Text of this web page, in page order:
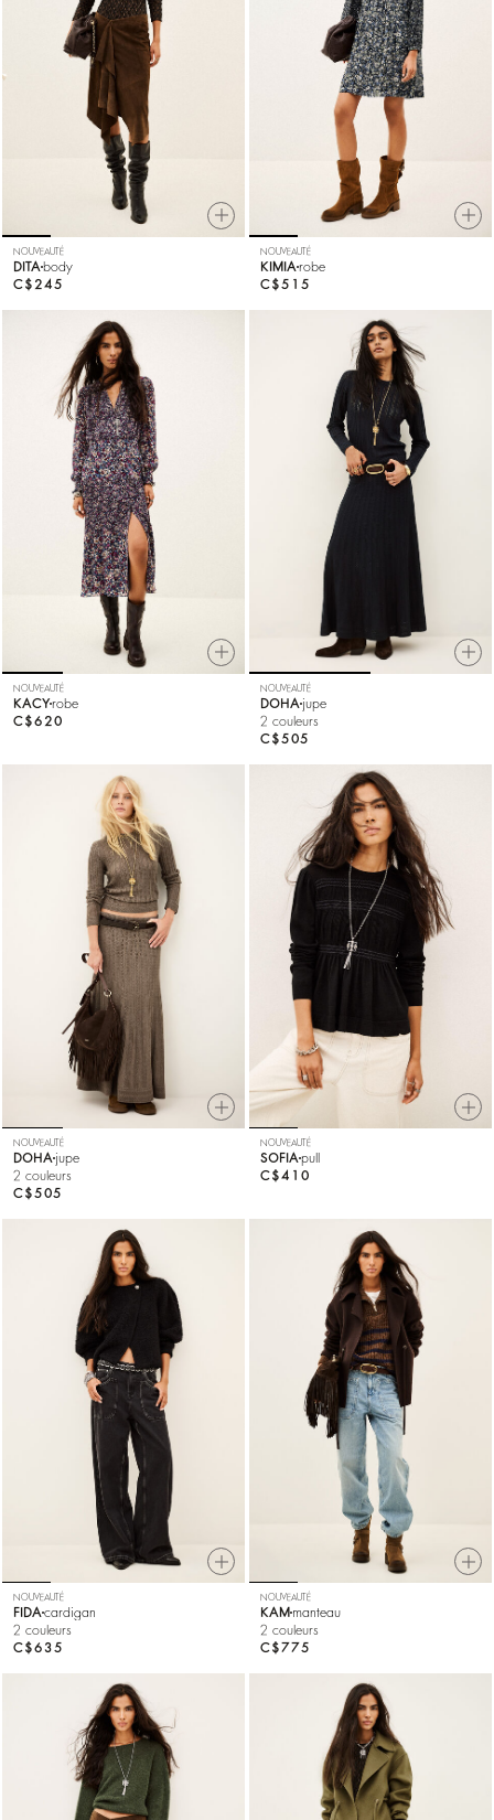
NOUVEAUTÉ
DITA body
C$245
NOUVEAUTÉ
KIMIA robe
C$515
NOUVEAUTÉ
KACYrobe
C$620
NOUVEAUTÉ
DOHA jupe
2 couleurs
C$505
NOUVEAUTÉ
DOHA jupe
2 couleurs
C$505
NOUVEAUTÉ
SOFIA pull
C$410
NOUVEAUTÉ
FIDAcardigan
2 couleurs
C$635
NOUVEAUTÉ
KAM manteau
2 couleurs
C$775